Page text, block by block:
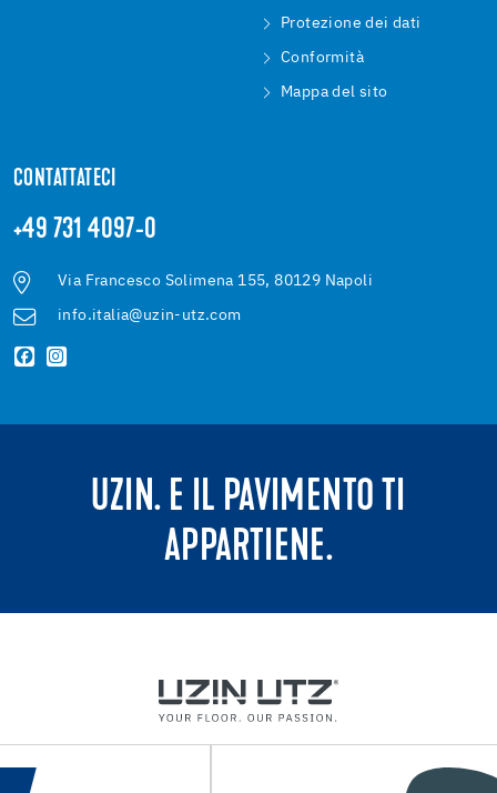
Protezione dei dati
Conformità
Mappa del sito
CONTATTATECI
+49 731 4097-0
Via Francesco Solimena 155, 80129 Napoli
info.italia@uzin-utz.com
UZIN. E IL PAVIMENTO TI
APPARTIENE.